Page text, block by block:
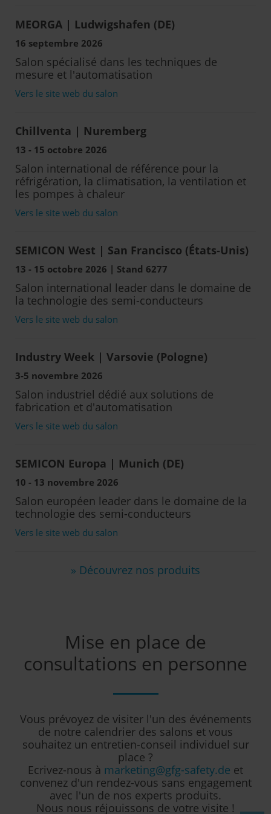
MEORGA | Ludwigshafen (DE)
16 septembre 2026
Salon spécialisé dans les techniques de
mesure et l'automatisation
Vers le site web du salon
Chillventa | Nuremberg
13 - 15 octobre 2026
Salon international de référence pour la
réfrigération, la climatisation, la ventilation et
les pompes à chaleur
Vers le site web du salon
SEMICON West | San Francisco (États-Unis)
13 - 15 octobre 2026 | Stand 6277
Salon international leader dans le domaine de
la technologie des semi-conducteurs
Vers le site web du salon
Industry Week | Varsovie (Pologne)
3-5 novembre 2026
Salon industriel dédié aux solutions de
fabrication et d'automatisation
Vers le site web du salon
SEMICON Europa | Munich (DE)
10 - 13 novembre 2026
Salon européen leader dans le domaine de la
technologie des semi-conducteurs
Vers le site web du salon
» Découvrez nos produits
Mise en place de
consultations en personne
Vous prévoyez de visiter l'un des événements
de notre calendrier des salons et vous
souhaitez un entretien-conseil individuel sur
place ?
Ecrivez-nous à marketing@gfg-safety.de et
convenez d'un rendez-vous sans engagement
avec l'un de nos experts produits.
Nous nous réjouissons de votre visite !